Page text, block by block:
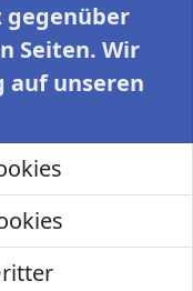
gegenüber
Seiten. Wir
auf unseren